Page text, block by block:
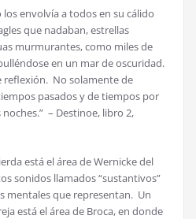
los envolvía a todos en su cálido
que nadaban, estrellas
murmurantes, como miles de
en un mar de oscuridad.
reflexión. No solamente de
pasados y de tiempos por
– Destinoe, libro 2,
está el área de Wernicke del
sonidos llamados “sustantivos”
mentales que representan. Un
está el área de Broca, en donde